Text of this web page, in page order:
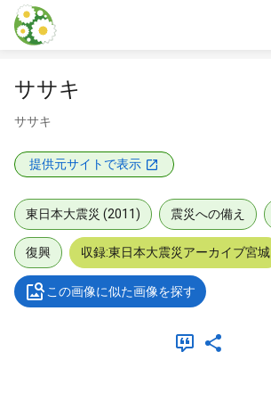
本文に飛ぶ
ササキ
ササキ
提供元サイトで表示
東日本大震災 (2011) 震災への備え
復興 収録:東日本大震災アーカイブ宮城
この画像に似た画像を探す